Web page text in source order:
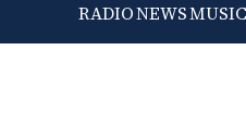
RADIONEWS